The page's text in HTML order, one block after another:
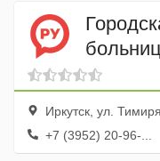
Иркутск, ул.
+7 (3952) 20-96-...